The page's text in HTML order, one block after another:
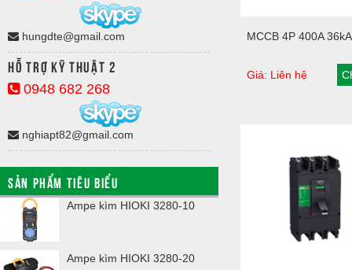
Giỏ hàng
MCCB 4P 400A 36kA
Giá: Liên hệ
hungdte@gmail.com
Hỗ trợ kỹ thuật 2
0948 682 268
nghiapt82@gmail.com
SẢN PHẨM TIÊU BIỂU
Ampe kìm HIOKI 3280-10
Ampe kìm HIOKI 3280-20
Kyoritsu